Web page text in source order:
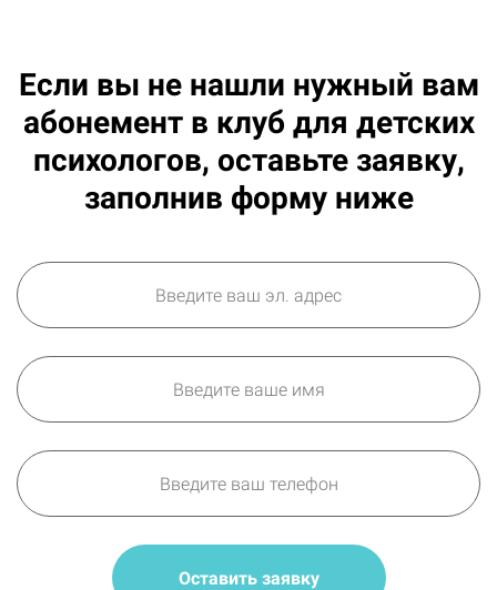
Если вы не нашли нужный вам
абонемент в клуб для детских
психологов, оставьте заявку,
заполнив форму ниже
Оставить заявку